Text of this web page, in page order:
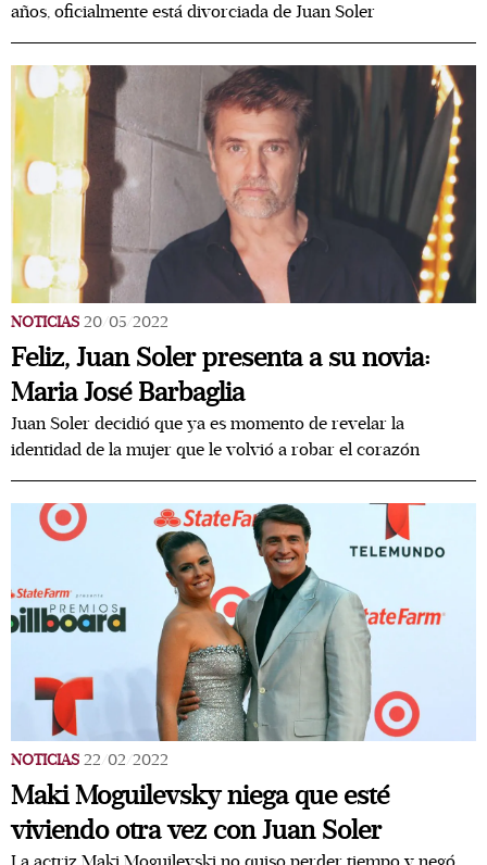
años, oficialmente está divorciada de Juan Soler
NOTICIAS 20/05/2022
Feliz, Juan Soler presenta a su novia:
Maria José Barbaglia
Juan Soler decidió que ya es momento de revelar la
identidad de la mujer que le volvió a robar el corazón
NOTICIAS 22/02/2022
Maki Moguilevsky niega que esté
viviendo otra vez con Juan Soler